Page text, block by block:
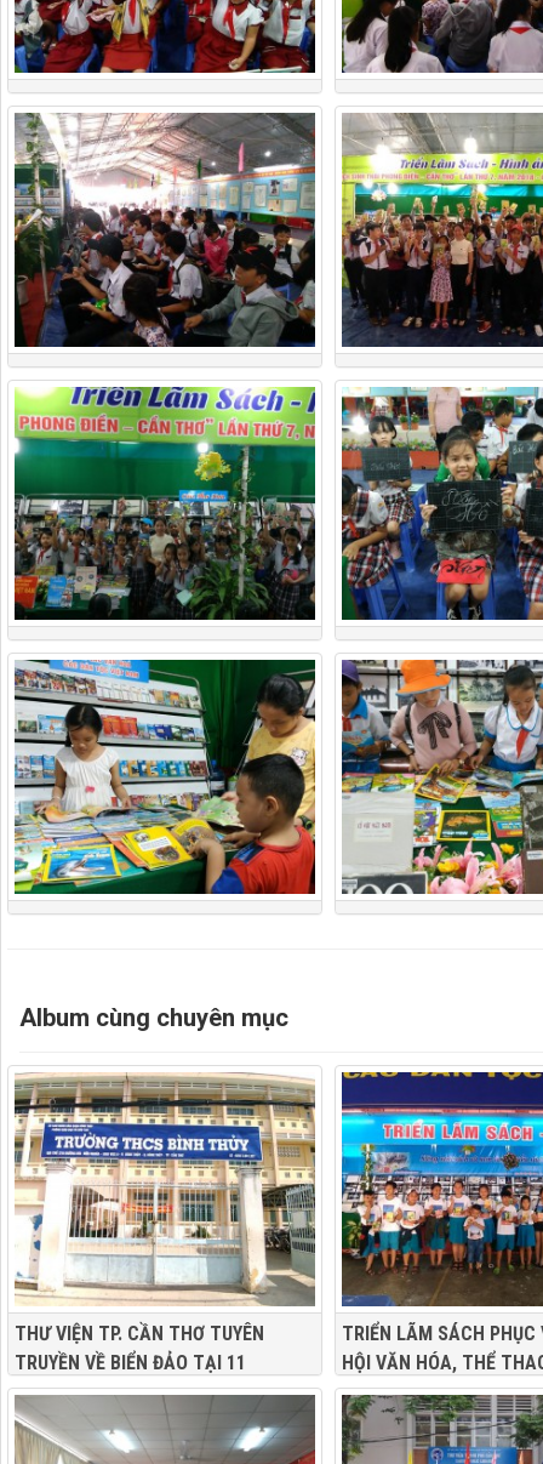
Album cùng chuyên mục
THƯ VIỆN TP. CẦN THƠ TUYÊN
TRUYỀN VỀ BIỂN ĐẢO TẠI 11
TRƯỜNG HỌC TẠI 9 QUẬN, HUYỆN
TRIỂN LÃM SÁCH PHỤC
HỘI VĂN HÓA, THỂ
LỊCH QUẬN Ô MÔN –
CÁC DÂN TỘC THÀNH
THƠ” LẦN THỨ II, NĂM